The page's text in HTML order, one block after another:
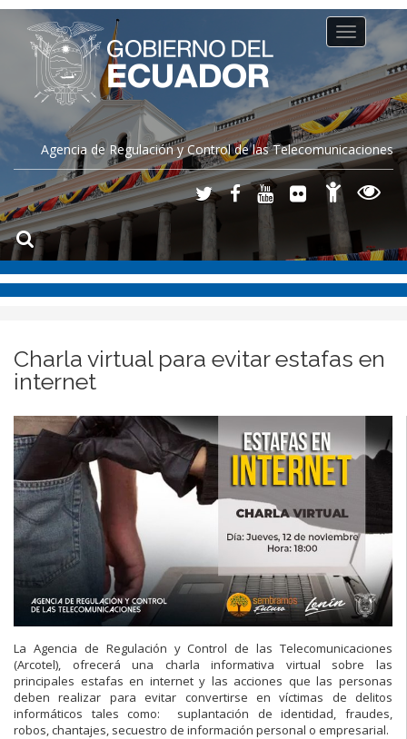
Agencia de Regulación y Control de las Telecomunicaciones
Toggle
navigation
Charla virtual para evitar estafas en
internet
La Agencia de Regulación y Control de las Telecomunicaciones
(Arcotel), ofrecerá una charla informativa virtual sobre las
principales estafas en internet y las acciones que las personas
deben realizar para evitar convertirse en víctimas de delitos
informáticos tales como: suplantación de identidad, fraudes,
robos, chantajes, secuestro de información personal o empresarial.